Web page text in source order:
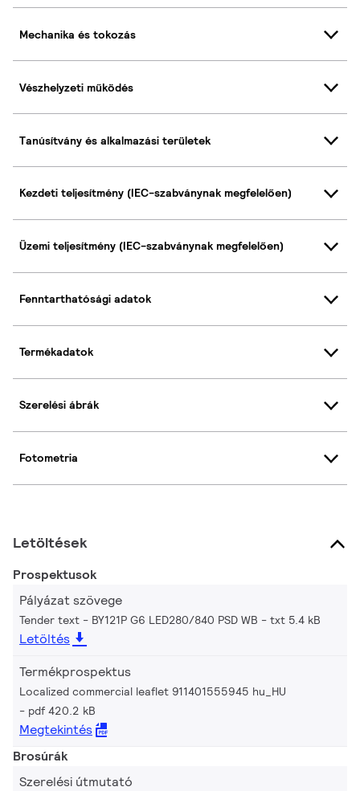
Mechanika és tokozás
Vészhelyzeti működés
Tanúsítvány és alkalmazási területek
Kezdeti teljesítmény (IEC-szabványnak megfelelően)
Üzemi teljesítmény (IEC-szabványnak megfelelően)
Fenntarthatósági adatok
Termékadatok
Szerelési ábrák
Fotometria
Letöltések
Prospektusok
Pályázat szövege
Tender text - BY121P G6 LED280/840 PSD WB txt 5.4 kB
Letöltés
Termékprospektus
Localized commercial leaflet 911401555945 hu_HU
pdf 420.2 kB
Megtekintés
Brosúrák
Szerelési útmutató